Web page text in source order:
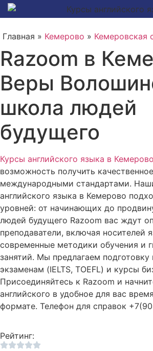
Главная » Кемерово » Кемеровская
Razoom в
Веры
школа людей
будущего
Курсы английского языка в Кемерово
возможность получить
международными стандартами.
английского языка в Кемерово
уровней: от начинающих до
людей будущего Razoom вас ждут
преподаватели, включая носителей
современные методики обучения и
занятий. Мы предлагаем
экзаменам (IELTS, TOEFL) и курсы
Присоединяйтесь к Razoom и
английского в удобное для вас
формате. Телефон для справок
Рейтинг: